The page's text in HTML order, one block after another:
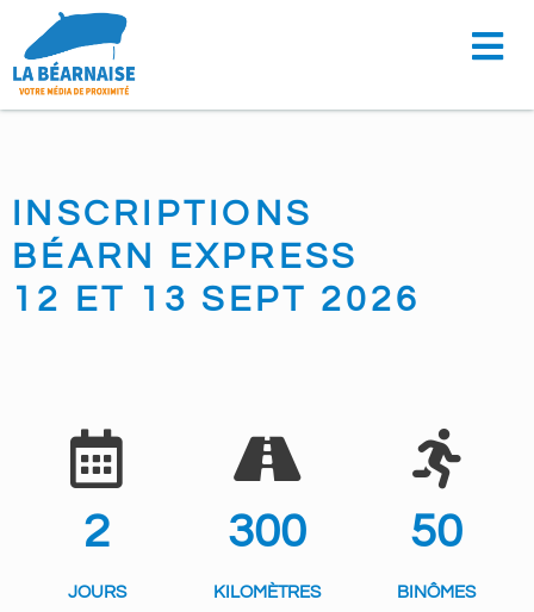
contenu
INSCRIPTIONS
BÉARN EXPRESS
12 ET 13 SEPT 2026
2
JOURS
300
KILOMÈTRES
50
BINÔMES